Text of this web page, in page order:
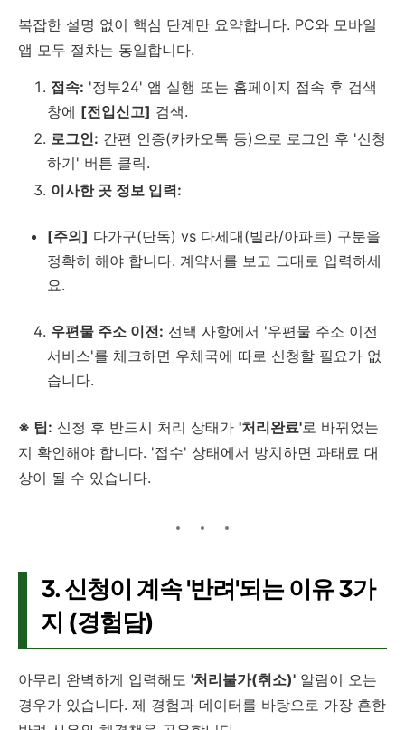
복잡한 설명 없이 핵심 단계만 요약합니다. PC와 모바일
앱 모두 절차는 동일합니다.
접속: '정부24' 앱 실행 또는 홈페이지 접속 후 검색
창에 [전입신고] 검색.
로그인: 간편 인증(카카오톡 등)으로 로그인 후 '신청
하기' 버튼 클릭.
이사한 곳 정보 입력:
[주의] 다가구(단독) vs 다세대(빌라/아파트) 구분을
정확히 해야 합니다. 계약서를 보고 그대로 입력하세
요.
우편물 주소 이전: 선택 사항에서 '우편물 주소 이전
서비스'를 체크하면 우체국에 따로 신청할 필요가 없
습니다.
※ 팁: 신청 후 반드시 처리 상태가 '처리완료'로 바뀌었는
지 확인해야 합니다. '접수' 상태에서 방치하면 과태료 대
상이 될 수 있습니다.
3. 신청이 계속 '반려'되는 이유 3가
지 (경험담)
아무리 완벽하게 입력해도 '처리불가(취소)' 알림이 오는
경우가 있습니다. 제 경험과 데이터를 바탕으로 가장 흔한